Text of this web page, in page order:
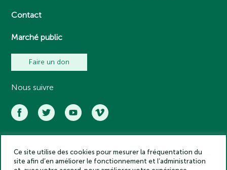
Contact
Marché public
Faire un don
Nous suivre
Académie des inscriptions et belles lettres – Tous droits réservés
2025
Ce site utilise des cookies pour mesurer la fréquentation du
site afin d’en améliorer le fonctionnement et l’administration